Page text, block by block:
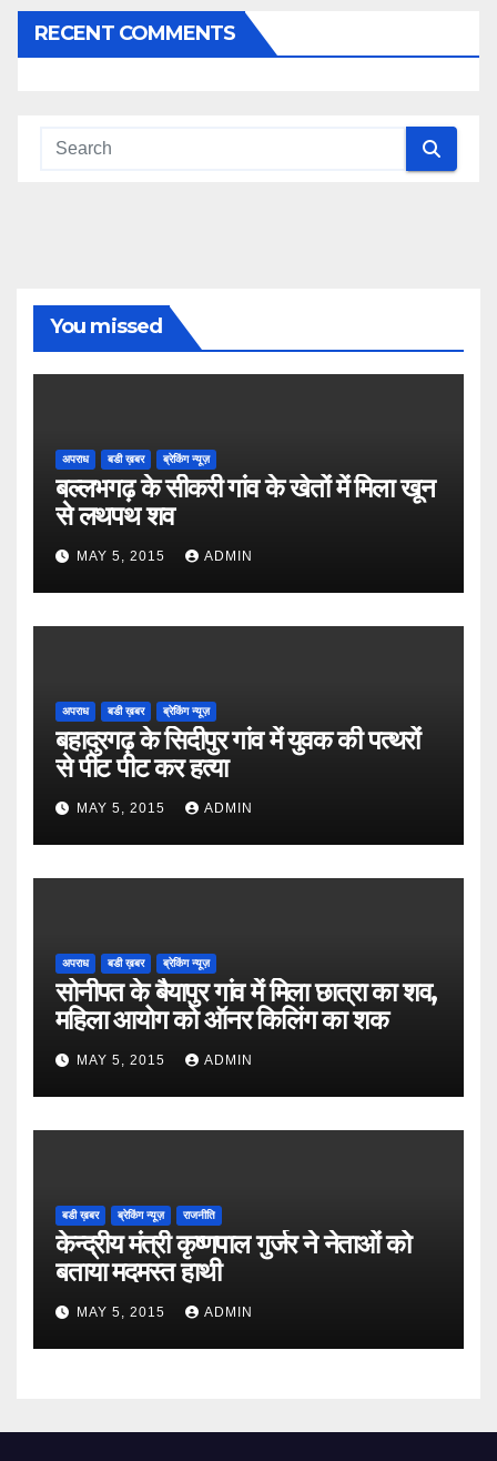
RECENT COMMENTS
You missed
अपराध बडी ख़बर ब्रेकिंग न्यूज़
बल्लभगढ़ के सीकरी गांव के खेतों में मिला खून
से लथपथ शव
MAY 5, 2015 ADMIN
अपराध बडी ख़बर ब्रेकिंग न्यूज़
बहादुरगढ़ के सिदीपुर गांव में युवक की पत्थरों
से पीट पीट कर हत्या
MAY 5, 2015 ADMIN
अपराध बडी ख़बर ब्रेकिंग न्यूज़
सोनीपत के बैयापुर गांव में मिला छात्रा का शव,
महिला आयोग को ऑनर किलिंग का शक
MAY 5, 2015 ADMIN
बडी ख़बर ब्रेकिंग न्यूज़ राजनीति
केन्द्रीय मंत्री कृष्णपाल गुर्जर ने नेताओं को
बताया मदमस्त हाथी
MAY 5, 2015 ADMIN